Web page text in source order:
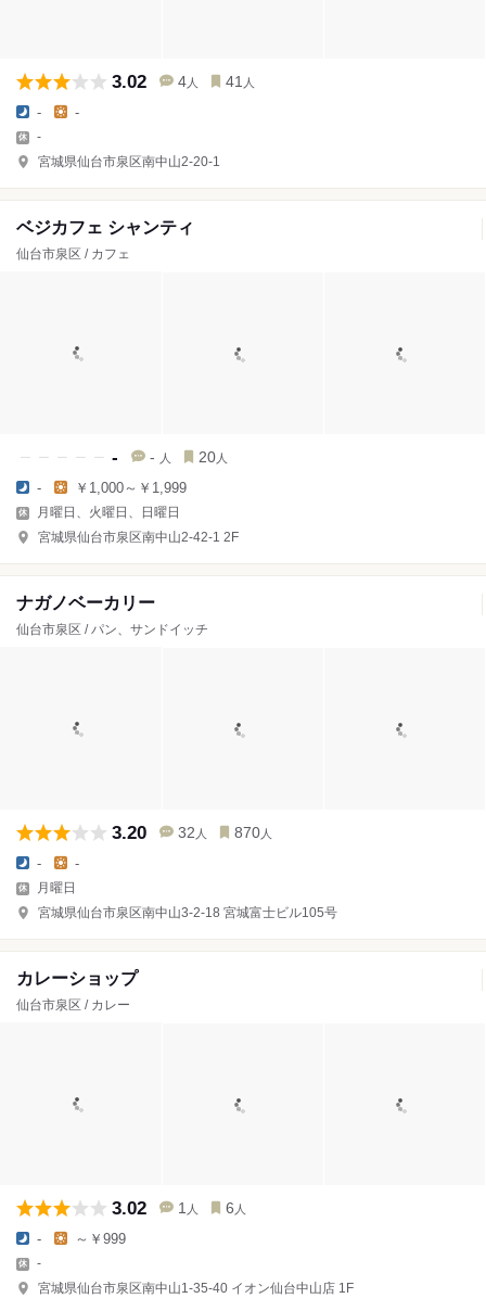
3.02 4 人 41 人
- -
-
宮城県仙台市泉区南中山2-20-1
ベジカフェ シャンティ
仙台市泉区 / カフェ
- - 人 20 人
- ￥1,000～￥1,999
月曜日、火曜日、日曜日
宮城県仙台市泉区南中山2-42-1 2F
ナガノベーカリー
仙台市泉区 / パン、サンドイッチ
3.20 32 人 870 人
- -
月曜日
宮城県仙台市泉区南中山3-2-18 宮城富士ビル105号
カレーショップ
仙台市泉区 / カレー
3.02 1 人 6 人
- ～￥999
-
宮城県仙台市泉区南中山1-35-40 イオン仙台中山店 1F